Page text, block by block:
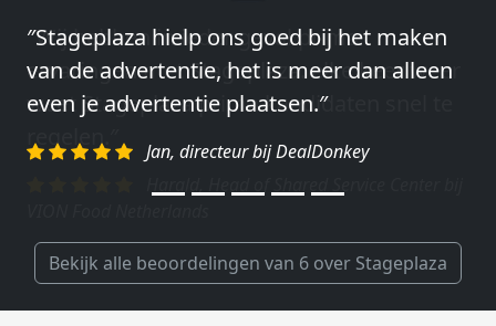
″Wij hebben in ieder geval prima
ervaringen met Stageplaza: elke keer weer
weet Stageplaza prima kandidaten snel te
regelen.″
Bekijk alle beoordelingen van 6 over Stageplaza